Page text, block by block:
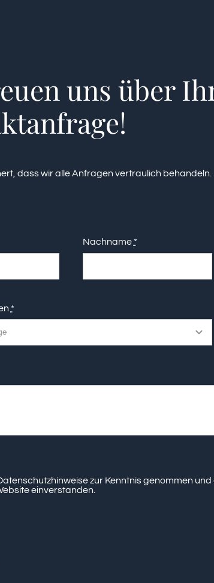
uns über
dass wir alle Anfragen vertraulich behandeln.
Nachname *
*
zur Kenntnis genommen
einverstanden.